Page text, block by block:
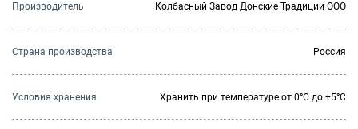
Производитель Колбасный Завод Донские Традиции ООО
Страна производства Россия
Условия хранения Хранить при температуре от 0°С до +5°С